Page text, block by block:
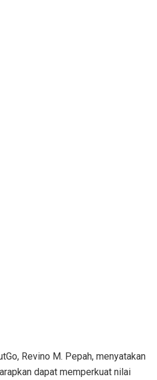
Revino M. Pepah, menyatakan
dapat memperkuat nilai